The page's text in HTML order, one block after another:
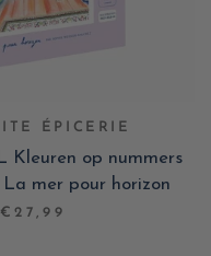
ÉPICERIE
Kleuren op nummers
La mer pour horizon
€27,99